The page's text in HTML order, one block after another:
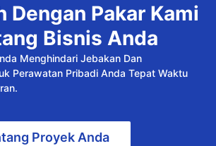
Dengan Pakar Kami
Bisnis Anda
Menghindari Jebakan Dan
Perawatan Pribadi Anda Tepat Waktu
Proyek Anda